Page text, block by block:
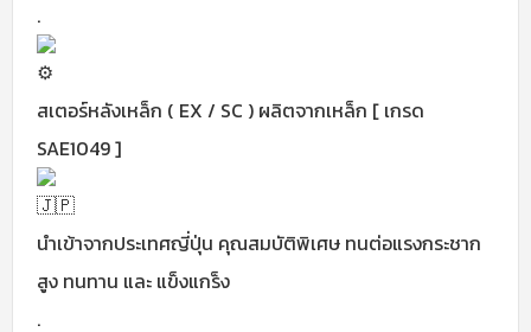
.
สเตอร์หลังเหล็ก ( EX / SC ) ผลิตจากเหล็ก [ เกรด
SAE1049 ]
นำเข้าจากประเทศญี่ปุ่น คุณสมบัติพิเศษ ทนต่อแรงกระชาก
สูง ทนทาน และ แข็งแกร็ง
.